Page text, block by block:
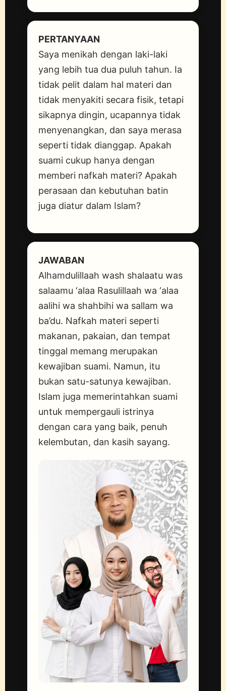
PERTANYAAN
Saya menikah dengan laki-laki
yang lebih tua dua puluh tahun. Ia
tidak pelit dalam hal materi dan
tidak menyakiti secara fisik, tetapi
sikapnya dingin, ucapannya tidak
menyenangkan, dan saya merasa
seperti tidak dianggap. Apakah
suami cukup hanya dengan
memberi nafkah materi? Apakah
perasaan dan kebutuhan batin
juga diatur dalam Islam?
JAWABAN
Alhamdulillaah wash shalaatu was
salaamu ‘alaa Rasulillaah wa ‘alaa
aalihi wa shahbihi wa sallam wa
ba’du. Nafkah materi seperti
makanan, pakaian, dan tempat
tinggal memang merupakan
kewajiban suami. Namun, itu
bukan satu-satunya kewajiban.
Islam juga memerintahkan suami
untuk mempergauli istrinya
dengan cara yang baik, penuh
kelembutan, dan kasih sayang.